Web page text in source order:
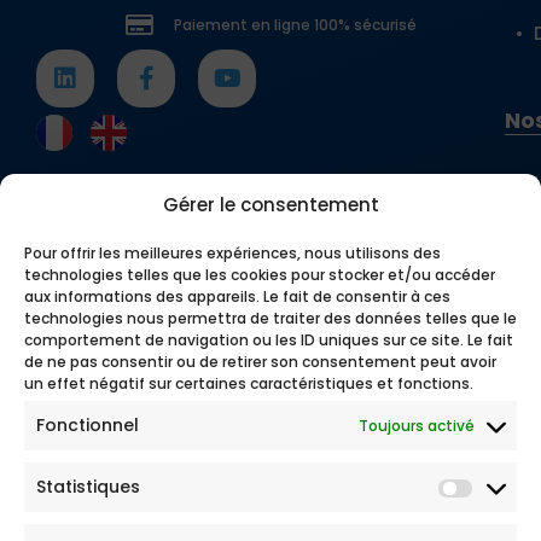
Gérer le consentement
Pour offrir les meilleures expériences, nous utilisons des
technologies telles que les cookies pour stocker et/ou accéder
aux informations des appareils. Le fait de consentir à ces
technologies nous permettra de traiter des données telles que le
comportement de navigation ou les ID uniques sur ce site. Le fait
de ne pas consentir ou de retirer son consentement peut avoir
un effet négatif sur certaines caractéristiques et fonctions.
Fonctionnel Toujours activé
Statistiques
Paiement en ligne 100% sécurisé